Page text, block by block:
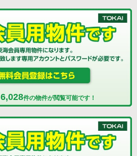
6,028件の物件が閲覧可能です！